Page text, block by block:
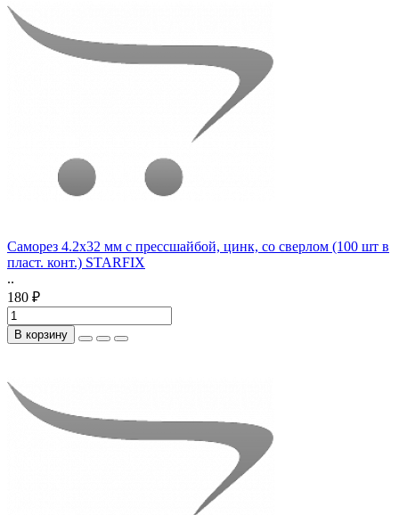
Саморез 4.2х32 мм с прессшайбой, цинк, со сверлом (100 шт в
пласт. конт.) STARFIX
..
180 ₽
В корзину